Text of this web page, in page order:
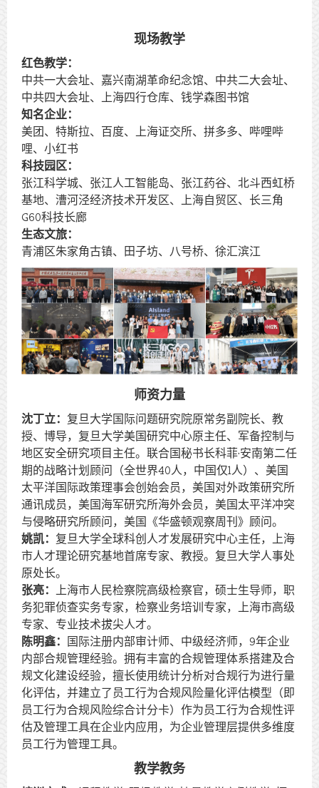
现场教学
红色教学：
中共一大会址、嘉兴南湖革命纪念馆、中共二大会址、
中共四大会址、上海四行仓库、钱学森图书馆
知名企业：
美团、特斯拉、百度、上海证交所、拼多多、哔哩哔
哩、小红书
科技园区：
张江科学城、张江人工智能岛、张江药谷、北斗西虹桥
基地、漕河泾经济技术开发区、上海自贸区、长三角
G60科技长廊
生态文旅：
青浦区朱家角古镇、田子坊、八号桥、徐汇滨江
师资力量
沈丁立： 复旦大学国际问题研究院原常务副院长、教
授、博导，复旦大学美国研究中心原主任、军备控制与
地区安全研究项目主任。联合国秘书长科菲·安南第二任
期的战略计划顾问（全世界40人，中国仅1人）、美国
太平洋国际政策理事会创始会员，美国对外政策研究所
通讯成员，美国海军研究所海外会员，美国太平洋冲突
与侵略研究所顾问，美国《华盛顿观察周刊》顾问。
姚凯： 复旦大学全球科创人才发展研究中心主任，上海
市人才理论研究基地首席专家、教授。复旦大学人事处
原处长。
张亮： 上海市人民检察院高级检察官，硕士生导师，职
务犯罪侦查实务专家，检察业务培训专家，上海市高级
专家、专业技术拔尖人才。
陈明鑫： 国际注册内部审计师、中级经济师，9年企业
内部合规管理经验。拥有丰富的合规管理体系搭建及合
规文化建设经验，擅长使用统计分析对合规行为进行量
化评估，并建立了员工行为合规风险量化评估模型（即
员工行为合规风险综合计分卡）作为员工行为合规性评
估及管理工具在企业内应用，为企业管理层提供多维度
员工行为管理工具。
教学教务